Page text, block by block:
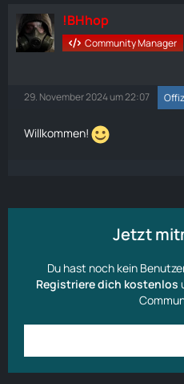
!BHhop
Community Manager
29. November 2024 um 22:07
Willkommen!
Jetzt
Du hast noch kein
Registriere dich kostenlos